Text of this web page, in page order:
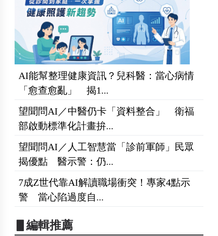
AI能幫整理健康資訊？兒科醫：當心病情
「愈查愈亂」 揭1...
望聞問AI／中醫仍卡「資料整合」 衛福
部啟動標準化計畫拚...
望聞問AI／人工智慧當「診前軍師」民眾
揭優點 醫示警：仍...
7成Z世代靠AI解讀職場衝突！專家4點示
警 當心陷過度自...
▋編輯推薦